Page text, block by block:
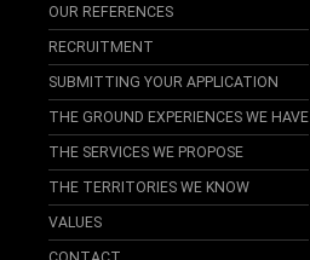
OUR REFERENCES
RECRUITMENT
SUBMITTING YOUR APPLICATION
THE GROUND EXPERIENCES WE HAVE
THE SERVICES WE PROPOSE
THE TERRITORIES WE KNOW
VALUES